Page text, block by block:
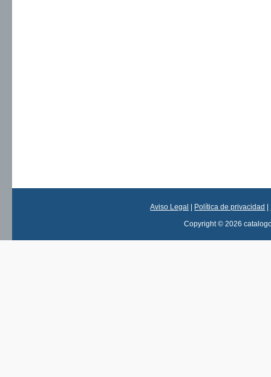
Aviso Legal Política de privacidad
Copyright © 2026